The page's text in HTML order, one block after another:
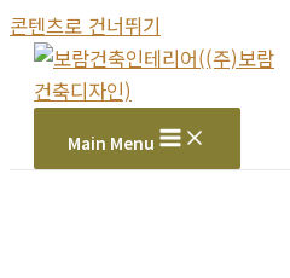
콘텐츠로 건너뛰기
Main Menu